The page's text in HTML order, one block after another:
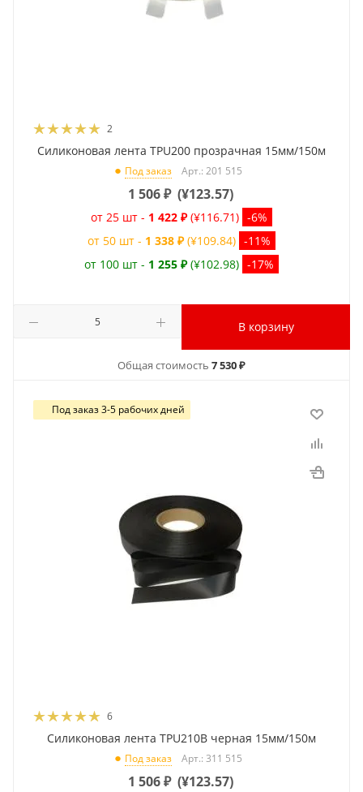
2
Силиконовая лента TPU200 прозрачная 15мм/150м
Под заказ Арт.: 201 515
1 506₽ (¥123.57)
от 25 шт - 1 422 ₽ (¥116.71) -6%
от 50 шт - 1 338 ₽ (¥109.84) -11%
от 100 шт - 1 255 ₽ (¥102.98) -17%
В корзину
Общая стоимость 7 530 ₽
Под заказ 3-5 рабочих дней
6
Силиконовая лента TPU210B черная 15мм/150м
Под заказ Арт.: 311 515
1 506₽ (¥123.57)